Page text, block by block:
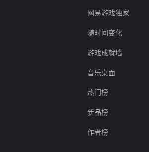
网易游戏独家
随时间变化
游戏成就墙
音乐桌面
热门榜
新品榜
作者榜